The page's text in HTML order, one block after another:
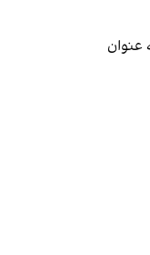
عنوان